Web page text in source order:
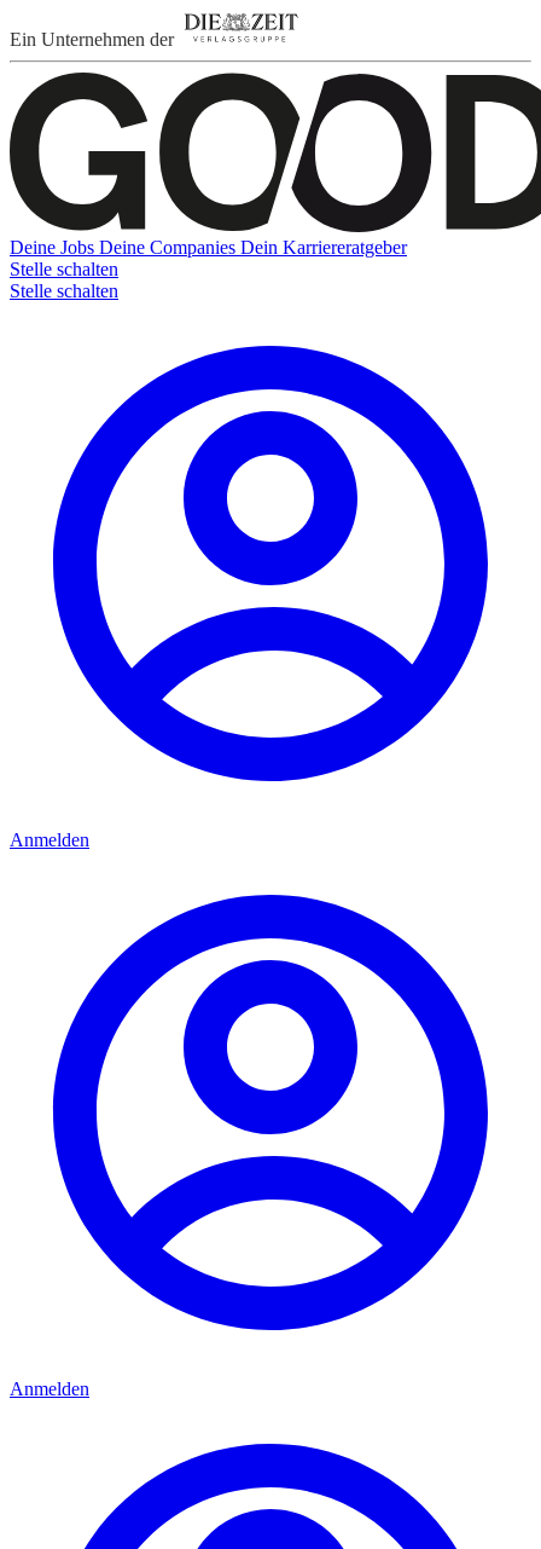
Ein Unternehmen der
Deine Jobs Deine Companies Dein Karriereratgeber
Stelle schalten
Stelle schalten
Anmelden
Anmelden